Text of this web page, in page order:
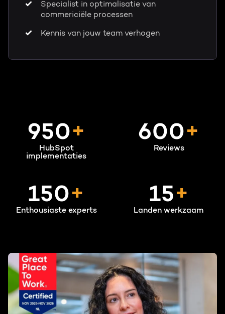
Specialist in optimalisatie van
commericiële processen
Kennis van jouw team verhogen
950+
HubSpot
implementaties
600+
Reviews
150+
Enthousiaste experts
15+
Landen werkzaam